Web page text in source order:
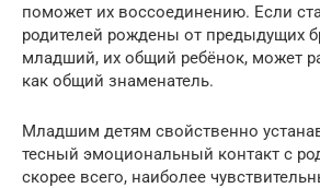
поможет их воссоединению. Если
родителей рождены от предыдущих
младший, их общий ребёнок, может
как общий знаменатель.
Младшим детям свойственно
тесный эмоциональный контакт с
скорее всего, наиболее